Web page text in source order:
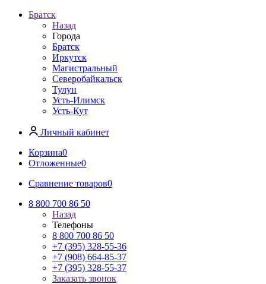
Братск
Назад
Города
Братск
Иркутск
Магистральный
Северобайкальск
Тулун
Усть-Илимск
Усть-Кут
Личный кабинет
Корзина0
Отложенные0
Сравнение товаров0
8 800 700 86 50
Назад
Телефоны
8 800 700 86 50
+7 (395) 328-55-36
+7 (908) 664-85-37
+7 (395) 328-55-37
Заказать звонок